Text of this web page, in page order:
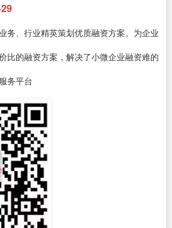
务、行业精英策划优质融资方案。为企业
比的融资方案，解决了小微企业融资难的
务平台